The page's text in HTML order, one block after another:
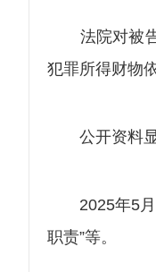
法院对被告
犯罪所得财物
公开资料显
2025年5月，
职责”等。